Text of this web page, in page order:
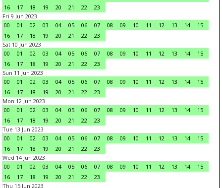
16
17 18 19 20 21 22
23
Fri 9 Jun 2023
00
01 02 03 04 05 06 07 08 09 10 11 12 13 14
15
16
17 18 19 20 21 22
23
Sat 10 Jun 2023
00
01 02 03 04 05 06 07 08 09 10 11 12 13 14
15
16
17 18 19 20 21 22
23
Sun 11 Jun 2023
00
01 02 03 04 05 06 07 08 09 10 11 12 13 14
15
16
17 18 19 20 21 22
23
Mon 12 Jun 2023
00
01 02 03 04 05 06 07 08 09 10 11 12 13 14
15
16
17 18 19 20 21 22
23
Tue 13 Jun 2023
00
01 02 03 04 05 06 07 08 09 10 11 12 13 14
15
16
17 18 19 20 21 22
23
Wed 14 Jun 2023
00
01 02 03 04 05 06 07 08 09 10 11 12 13 14
15
16
17 18 19 20 21 22
23
Thu 15 Jun 2023